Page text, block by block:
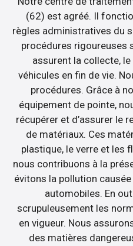
(62) est agréé. Il
règles administratives du
procédures rigoureuses
assurent la collecte,
véhicules en fin de vie.
procédures. Grâce à
équipement de pointe,
récupérer et d’assurer le
de matériaux. Ces
plastique, le verre et les
nous contribuons à la
évitons la pollution
automobiles. En
scrupuleusement les
en vigueur. Nous
des matières